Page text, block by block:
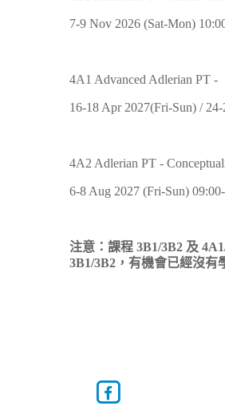
7-9 Nov 2026 (Sat-Mon)
4A1 Advanced Adlerian PT -
16-18 Apr 2027(Fri-Sun) /
4A2 Adlerian PT -
6-8 Aug 2027 (Fri-Sun)
注意：課程 3B1/3B2 及
3B1/3B2，有機會已經沒有